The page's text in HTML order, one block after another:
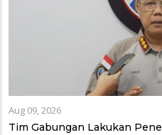
Aug 09, 2026
Tim Gabungan Lakukan